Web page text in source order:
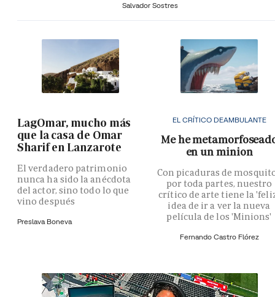
Salvador Sostres
LagOmar, mucho más
que la casa de Omar
Sharif en Lanzarote
El verdadero patrimonio
nunca ha sido la anécdota
del actor, sino todo lo que
vino después
Preslava Boneva
EL CRÍTICO DEAMBULANTE
Me he
en un minion
Con picaduras de
por toda partes, nuestro
crítico de arte tiene la
idea de ir a ver la nueva
película de los 'Minions'
Fernando Castro Flórez